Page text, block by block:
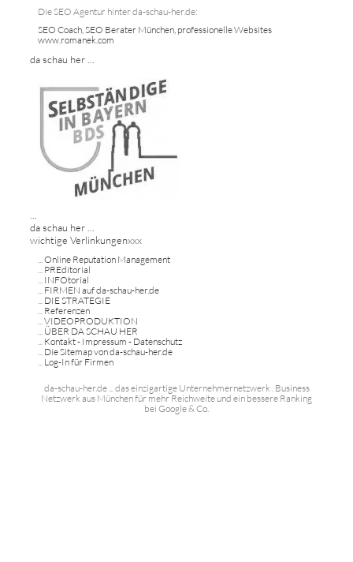
Die SEO Agentur hinter da-schau-her.de:
SEO Coach, SEO Berater München, professionelle Websites
www.romanek.com
da schau her ...
da schau her ...
wichtige Verlinkungenxxx
Online Reputation Management
PREditorial
INFOtorial
FIRMEN auf da-schau-her.de
DIE STRATEGIE
Referenzen
VIDEOPRODUKTION
ÜBER DA SCHAU HER
Kontakt - Impressum - Datenschutz
Die Sitemap von da-schau-her.de
Log-In für Firmen
da-schau-her.de ... das einzigartige Unternehmernetzwerk . Business
Netzwerk aus München für mehr Reichweite und ein bessere Ranking
bei Google & Co.